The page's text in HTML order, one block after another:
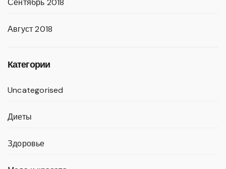
Сентябрь 2018
Август 2018
Категории
Uncategorised
Диеты
Здоровье